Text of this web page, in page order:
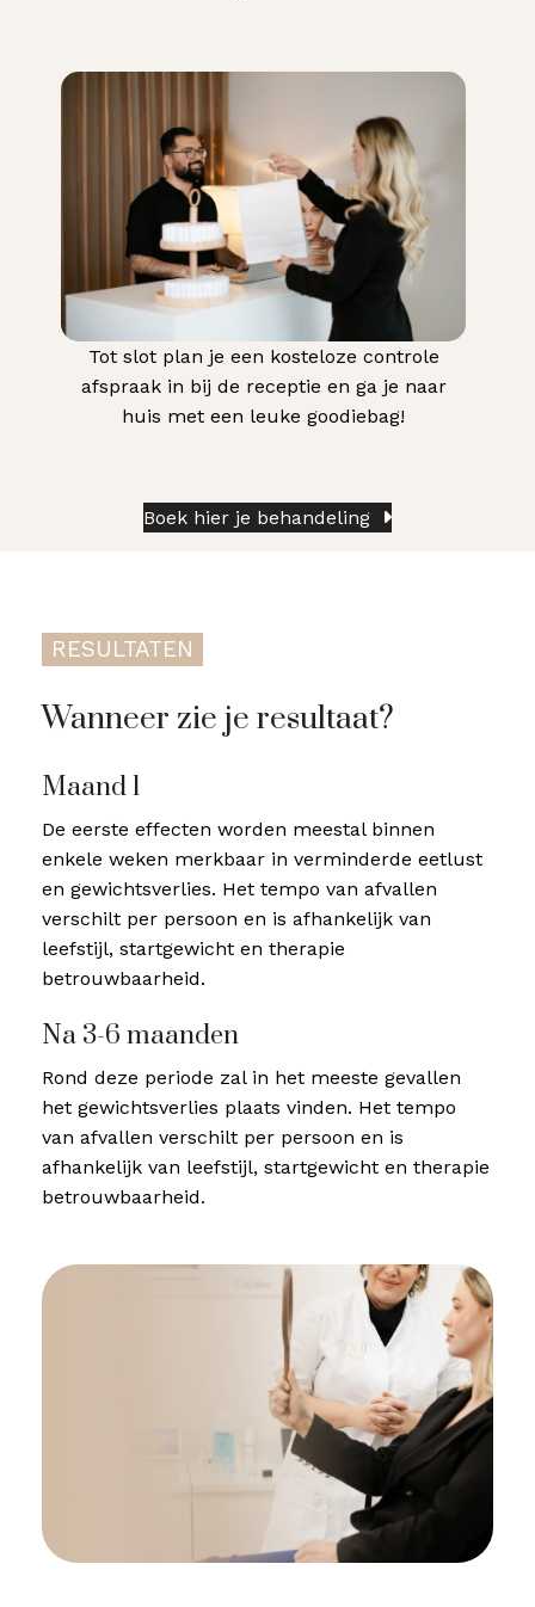
Tot slot plan je een kosteloze controle
afspraak in bij de receptie en ga je naar
huis met een leuke goodiebag!
Boek hier je behandeling
RESULTATEN
Wanneer zie je resultaat?
Maand 1
De eerste effecten worden meestal binnen
enkele weken merkbaar in verminderde eetlust
en gewichtsverlies. Het tempo van afvallen
verschilt per persoon en is afhankelijk van
leefstijl, startgewicht en therapie
betrouwbaarheid.
Na 3-6 maanden
Rond deze periode zal in het meeste gevallen
het gewichtsverlies plaats vinden. Het tempo
van afvallen verschilt per persoon en is
afhankelijk van leefstijl, startgewicht en therapie
betrouwbaarheid.